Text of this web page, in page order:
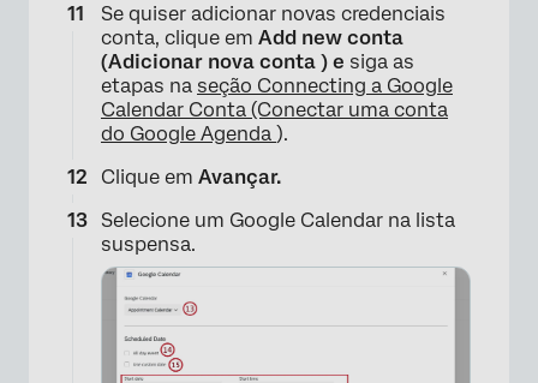
×
Se quiser adicionar novas credenciais
conta, clique em Add new conta
(Adicionar nova conta ) e siga as
etapas na seção Connecting a Google
Calendar Conta (Conectar uma conta
do Google Agenda ).
Clique em Avançar.
Selecione um Google Calendar na lista
suspensa.